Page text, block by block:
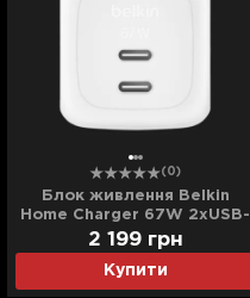
(0)
Блок живлення Belkin
Home Charger 67W 2хUSB-
С GAN PD PPS (White)
Купити
2 199 грн